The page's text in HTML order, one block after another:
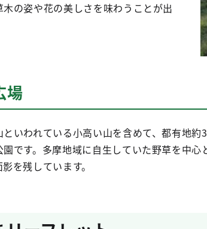
の姿や花の美しさを味わうことが出
場
いわれている小高い山を含めて、都有地
です。多摩地域に自生していた野草を中
を残しています。